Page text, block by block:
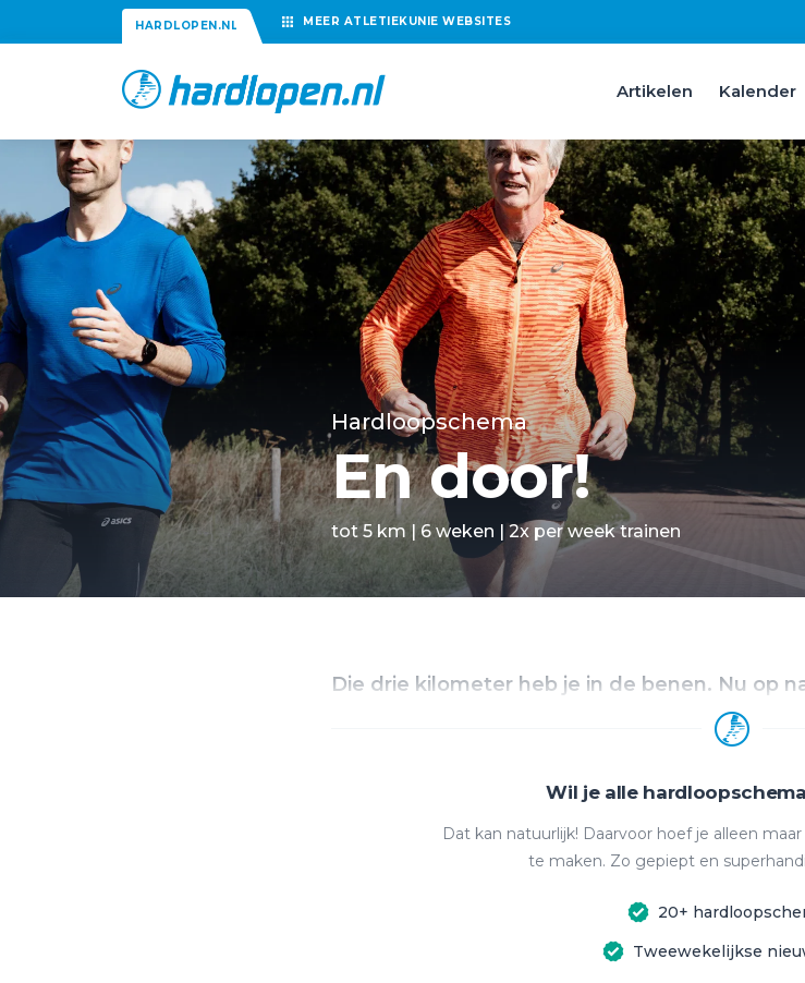
HARDLOPEN.NL MEER ATLETIEKUNIE WEBSITES
Artikelen Kalender
Hardloopschema
En door!
tot 5 km | 6 weken | 2x per week trainen
Die drie kilometer heb je in de benen. Nu op
Wil je alle
Dat kan natuurlijk! Daarvoor hoef je alleen
te maken. Zo gepiept en
20+
Tweewekelijkse